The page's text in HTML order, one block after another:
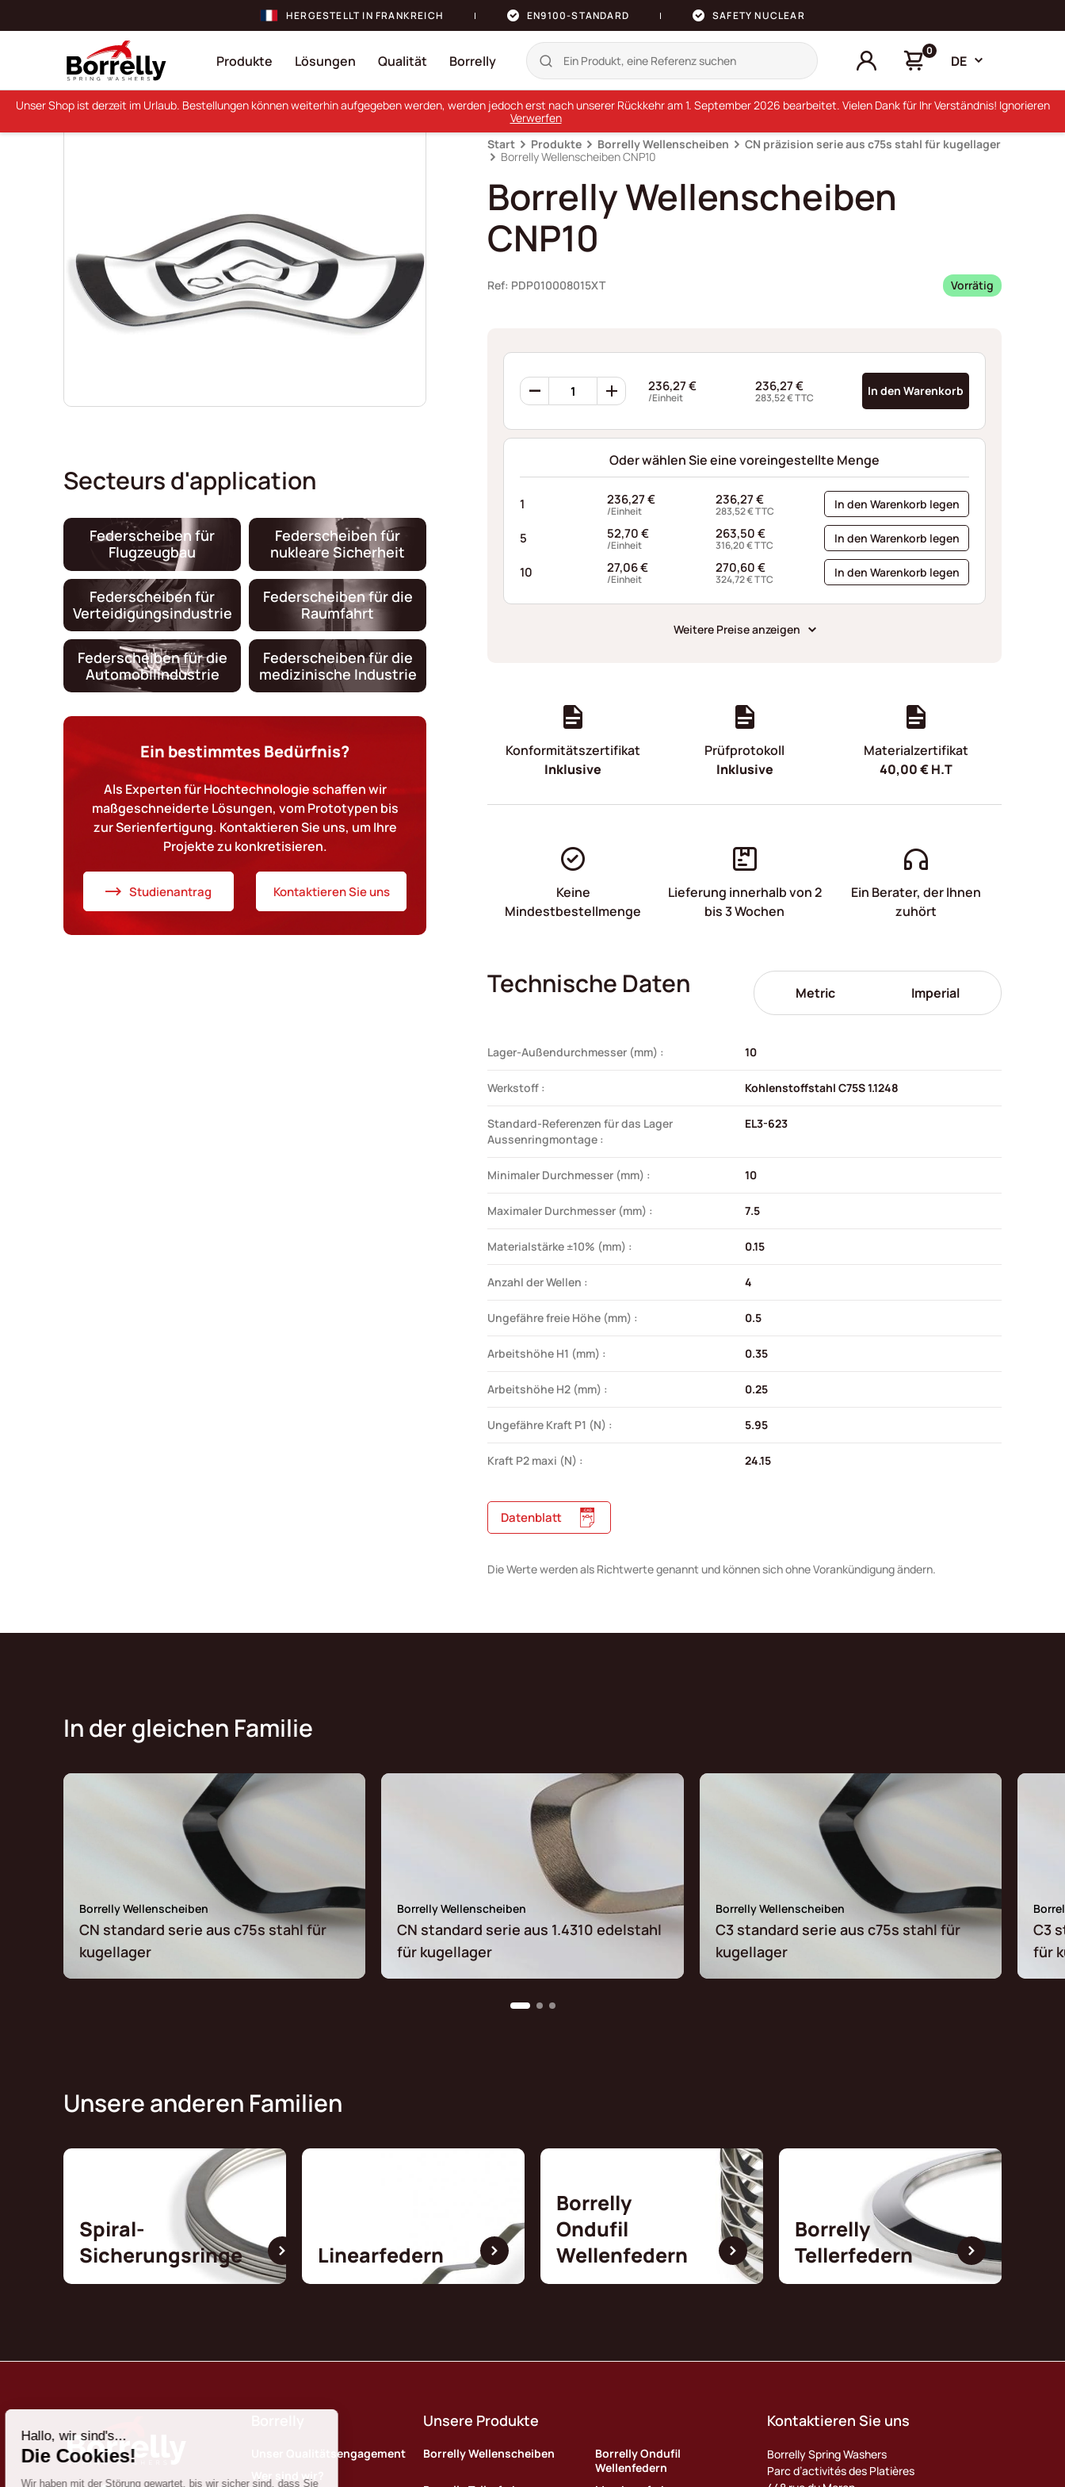
HERGESTELLT IN FRANKREICH EN9100-STANDARD SAFETY NUCLEAR
Produkte Lösungen Qualität Borrelly
0
DE
Secteurs d'application
Federscheiben für
Flugzeugbau
Federscheiben für
nukleare Sicherheit
Federscheiben für
Verteidigungsindustrie
Federscheiben für die
Raumfahrt
Federscheiben für die
Automobilindustrie
Federscheiben für die
medizinische Industrie
Ein bestimmtes Bedürfnis?
Als Experten für Hochtechnologie schaffen wir
maßgeschneiderte Lösungen, vom Prototypen bis
zur Serienfertigung. Kontaktieren Sie uns, um Ihre
Projekte zu konkretisieren.
Studienantrag Kontaktieren Sie uns
Start Produkte Borrelly Wellenscheiben
CN präzision serie aus c75s stahl für kugellager
Borrelly Wellenscheiben CNP10
Borrelly Wellenscheiben
CNP10
Ref: PDP010008015XT Vorrätig
Borrelly
Wellenscheiben
Menge
236,27€
/Einheit
236,27€
283,52€TTC In den Warenkorb
Oder wählen Sie eine voreingestellte Menge
1 236,27€
/Einheit
236,27€
283,52€TTC In den Warenkorb legen
5 52,70€
/Einheit
263,50€
316,20€TTC In den Warenkorb legen
10 27,06€
/Einheit
270,60€
324,72€TTC In den Warenkorb legen
Weitere Preise anzeigen
Konformitätszertifikat
Inklusive
Prüfprotokoll
Inklusive
Materialzertifikat
40,00€H.T
Keine
Mindestbestellmenge
Lieferung innerhalb von 2
bis 3 Wochen
Ein Berater, der Ihnen
zuhört
Technische Daten Metric Imperial
Lager-Außendurchmesser (mm) : 10
Werkstoff : Kohlenstoffstahl C75S 1.1248
Standard-Referenzen für das Lager
Aussenringmontage :
EL3-623
Minimaler Durchmesser (mm) : 10
Maximaler Durchmesser (mm) : 7.5
Materialstärke ±10% (mm) : 0.15
Anzahl der Wellen : 4
Ungefähre freie Höhe (mm) : 0.5
Arbeitshöhe H1 (mm) : 0.35
Arbeitshöhe H2 (mm) : 0.25
Ungefähre Kraft P1 (N) : 5.95
Kraft P2 maxi (N) : 24.15
Datenblatt
Die Werte werden als Richtwerte genannt und können sich ohne Vorankündigung ändern.
In der gleichen Familie
Borrelly Wellenscheiben
CN standard serie aus c75s stahl für
kugellager
Borrelly Wellenscheiben
CN standard serie aus 1.4310 edelstahl
für kugellager
Borrelly Wellenscheiben
C3 standard serie aus c75s stahl für
kugellager
C3
für
Unsere anderen Familien
Spiral-
Sicherungsringe
Linearfedern
Borrelly
Ondufil
Wellenfedern
Borrelly
Tellerfedern
Unser Qualitätsengagement
Wer sind wir?
Unsere Produkte
Borrelly Wellenscheiben
Borrelly Ondufil
Wellenfedern
Kontaktieren Sie uns
Borrelly Spring Washers
Parc d’activités des Platières
Unser Shop ist derzeit im Urlaub. Bestellungen können weiterhin aufgegeben werden, werden jedoch erst nach unserer Rückkehr am 1. September 2026 bearbeitet. Vielen Dank für Ihr Verständnis! Ignorieren
Verwerfen